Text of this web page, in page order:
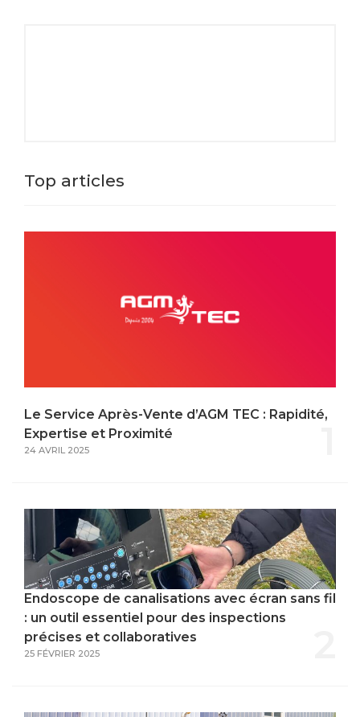
Top articles
Le Service Après-Vente d’AGM TEC : Rapidité,
Expertise et Proximité
24 AVRIL 2025
Endoscope de canalisations avec écran sans fil
: un outil essentiel pour des inspections
précises et collaboratives
25 FÉVRIER 2025